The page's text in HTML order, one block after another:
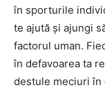
în sporturile
te ajută şi ajungi
factorul uman.
în defavoarea ta
destule meciuri în